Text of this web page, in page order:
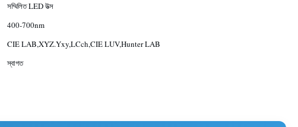
সম্মিলিত LED উত্স
400-700nm
CIE LAB,XYZ.Yxy,LCch,CIE LUV,Hunter LAB
স্বাগত